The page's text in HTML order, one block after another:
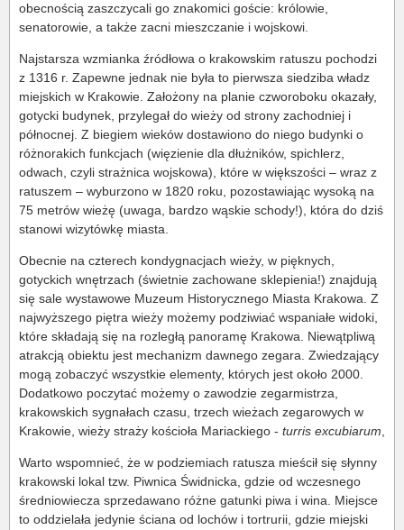
obecnością zaszczycali go znakomici goście: królowie,
senatorowie, a także zacni mieszczanie i wojskowi.
Najstarsza wzmianka źródłowa o krakowskim ratuszu pochodzi
z 1316 r. Zapewne jednak nie była to pierwsza siedziba władz
miejskich w Krakowie. Założony na planie czworoboku okazały,
gotycki budynek, przylegał do wieży od strony zachodniej i
północnej. Z biegiem wieków dostawiono do niego budynki o
różnorakich funkcjach (więzienie dla dłużników, spichlerz,
odwach, czyli strażnica wojskowa), które w większości – wraz z
ratuszem – wyburzono w 1820 roku, pozostawiając wysoką na
75 metrów wieżę (uwaga, bardzo wąskie schody!), która do dziś
stanowi wizytówkę miasta.
Obecnie na czterech kondygnacjach wieży, w pięknych,
gotyckich wnętrzach (świetnie zachowane sklepienia!) znajdują
się sale wystawowe Muzeum Historycznego Miasta Krakowa. Z
najwyższego piętra wieży możemy podziwiać wspaniałe widoki,
które składają się na rozległą panoramę Krakowa. Niewątpliwą
atrakcją obiektu jest mechanizm dawnego zegara. Zwiedzający
mogą zobaczyć wszystkie elementy, których jest około 2000.
Dodatkowo poczytać możemy o zawodzie zegarmistrza,
krakowskich sygnałach czasu, trzech wieżach zegarowych w
Krakowie, wieży straży kościoła Mariackiego - turris excubiarum,
Warto wspomnieć, że w podziemiach ratusza mieścił się słynny
krakowski lokal tzw. Piwnica Świdnicka, gdzie od wczesnego
średniowiecza sprzedawano różne gatunki piwa i wina. Miejsce
to oddzielała jedynie ściana od lochów i tortrurii, gdzie miejski